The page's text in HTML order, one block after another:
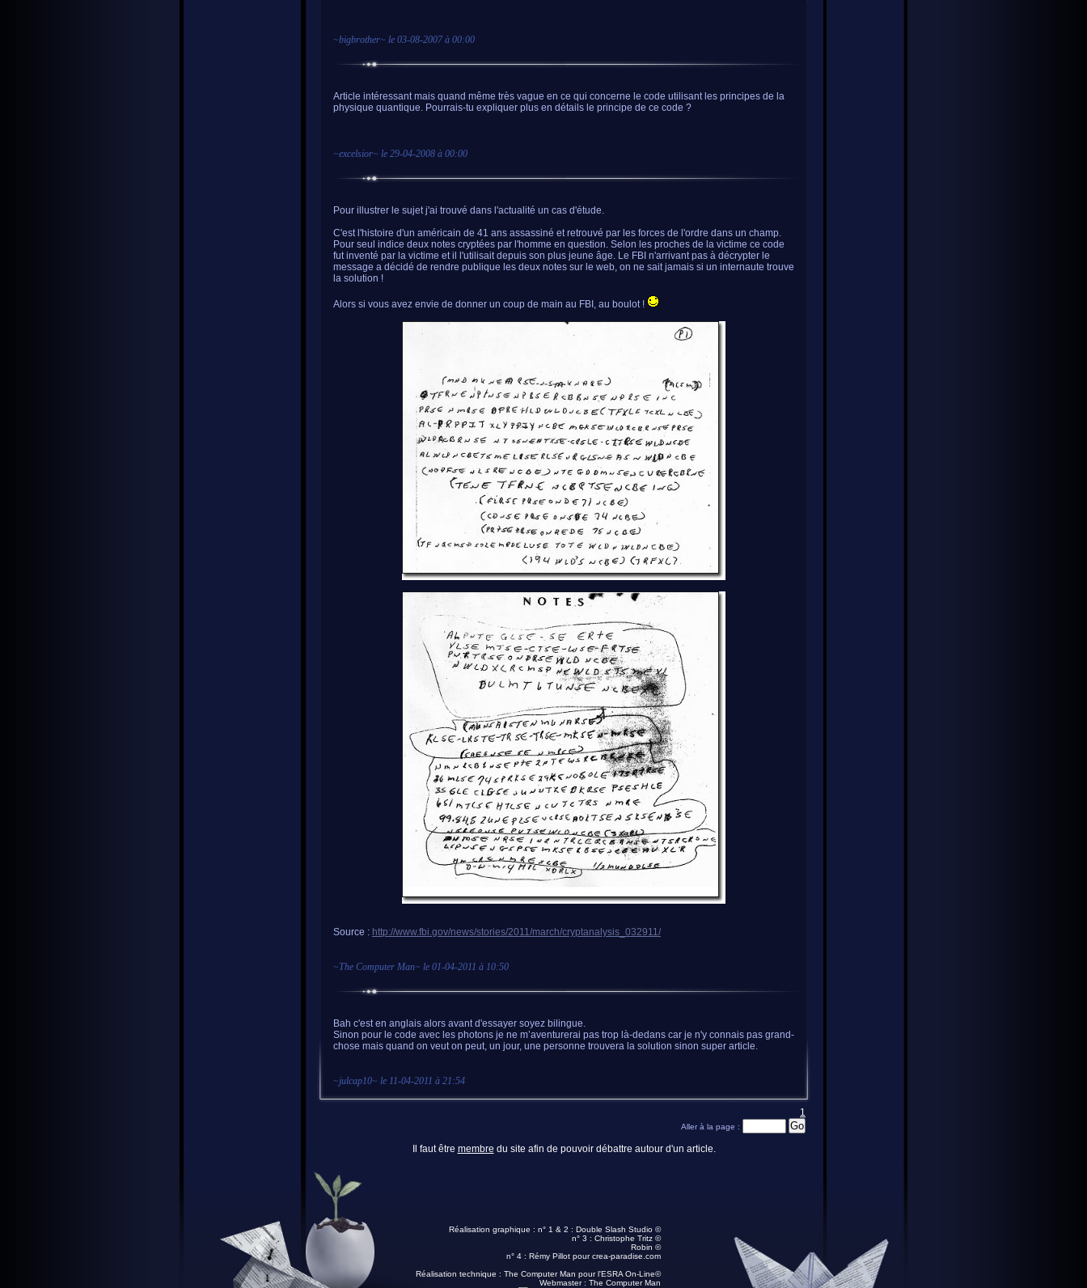
~bigbrother~ le 03-08-2007 à 00:00
Article intéressant mais quand même très vague en ce qui concerne le code utilisant les principes de la
physique quantique. Pourrais-tu expliquer plus en détails le principe de ce code ?
~excelsior~ le 29-04-2008 à 00:00
Pour illustrer le sujet j'ai trouvé dans l'actualité un cas d'étude.
C'est l'histoire d'un américain de 41 ans assassiné et retrouvé par les forces de l'ordre dans un champ.
Pour seul indice deux notes cryptées par l'homme en question. Selon les proches de la victime ce code
fut inventé par la victime et il l'utilisait depuis son plus jeune âge. Le FBI n'arrivant pas à décrypter le
message a décidé de rendre publique les deux notes sur le web, on ne sait jamais si un internaute trouve
la solution !
Alors si vous avez envie de donner un coup de main au FBI, au boulot !
Source : http://www.fbi.gov/news/stories/2011/march/cryptanalysis_032911/
~The Computer Man~ le 01-04-2011 à 10:50
Bah c'est en anglais alors avant d'essayer soyez bilingue.
Sinon pour le code avec les photons je ne m’aventurerai pas trop là-dedans car je n'y connais pas grand-
chose mais quand on veut on peut, un jour, une personne trouvera la solution sinon super article.
~julcap10~ le 11-04-2011 à 21:54
1
Aller à la page :
Il faut être membre du site afin de pouvoir débattre autour d'un article.
Réalisation graphique : n° 1 & 2 : Double Slash Studio ©
n° 3 : Christophe Tritz ©
Robin ©
n° 4 : Rémy Pillot pour crea-paradise.com
Réalisation technique : The Computer Man pour l'ESRA On-Line©
Webmaster : The Computer Man